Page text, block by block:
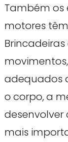
Também os
motores
adequados
o corpo, a
desenvolver
mais